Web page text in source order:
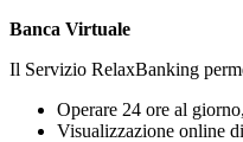
Banca Virtuale
Il Servizio RelaxBanking
Operare 24 ore al
Visualizzazione online